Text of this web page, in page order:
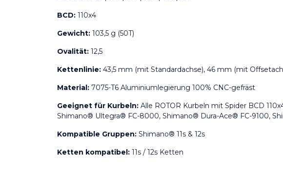
BCD: 110x4
Gewicht: 103,5 g (50T)
Ovalität: 12,5
Kettenlinie: 43,5 mm (mit Standardachse), 46 mm (mit
Material: 7075-T6 Aluminiumlegierung 100% CNC-gefräst
Geeignet für Kurbeln: Alle ROTOR Kurbeln mit Spider BCD
Shimano® Ultegra® FC-8000, Shimano® Dura-Ace® FC-9100,
Kompatible Gruppen: Shimano® 11s & 12s
Ketten kompatibel: 11s / 12s Ketten